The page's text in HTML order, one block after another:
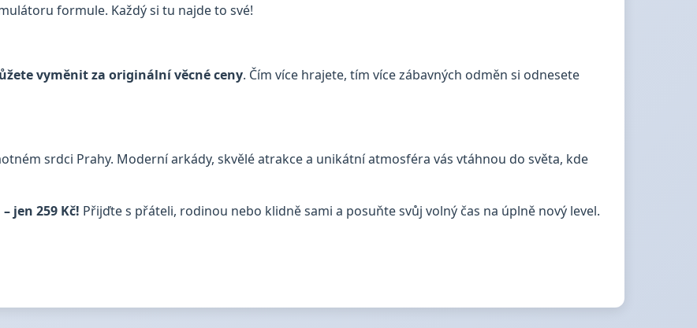
formule. Každý si tu najde to své!
vyměnit za originální věcné ceny. Čím více hrajete, tím více zábavných odměn si odnesete
srdci Prahy. Moderní arkády, skvělé atrakce a unikátní atmosféra vás vtáhnou do světa, kde
jen 259 Kč! Přijďte s přáteli, rodinou nebo klidně sami a posuňte svůj volný čas na úplně nový level.